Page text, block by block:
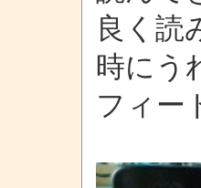
良く読
時にう
フィー